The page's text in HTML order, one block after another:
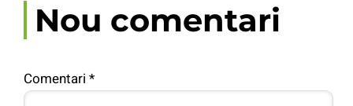
Nou comentari
Comentari *